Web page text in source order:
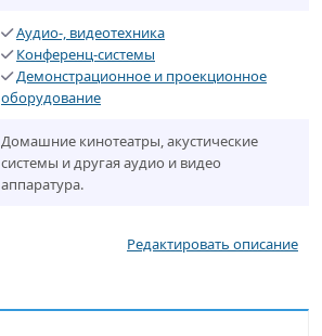
Аудио-, видеотехника
Конференц-системы
Демонстрационное и проекционное
оборудование
Домашние кинотеатры, акустические
системы и другая аудио и видео
аппаратура.
Редактировать описание